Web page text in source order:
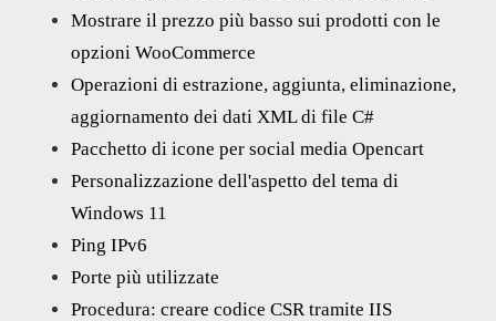
Mostrare il prezzo più basso sui prodotti con le
opzioni WooCommerce
Operazioni di estrazione, aggiunta, eliminazione,
aggiornamento dei dati XML di file C#
Pacchetto di icone per social media Opencart
Personalizzazione dell'aspetto del tema di
Windows 11
Ping IPv6
Porte più utilizzate
Procedura: creare codice CSR tramite IIS